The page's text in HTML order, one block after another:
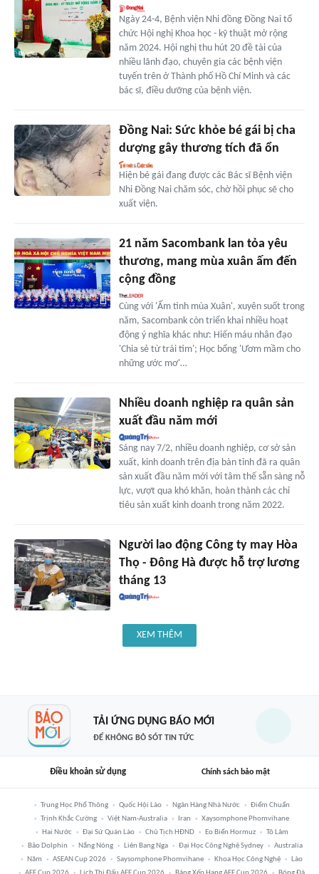
Ngày 24-4, Bệnh viện Nhi đồng Đồng Nai tổ
chức Hội nghị Khoa học - kỹ thuật mở rộng
năm 2024. Hội nghị thu hút 20 đề tài của
nhiều lãnh đạo, chuyên gia các bệnh viện
tuyến trên ở Thành phố Hồ Chí Minh và các
bác sĩ, điều dưỡng của bệnh viện.
Đồng Nai: Sức khỏe bé gái bị cha
dượng gây thương tích đã ổn
Hiện bé gái đang được các Bác sĩ Bệnh viện
Nhi Đồng Nai chăm sóc, chờ hồi phục sẽ cho
xuất viện.
21 năm Sacombank lan tỏa yêu
thương, mang mùa xuân ấm đến
cộng đồng
Cùng với 'Ấm tình mùa Xuân', xuyên suốt trong
năm, Sacombank còn triển khai nhiều hoạt
động ý nghĩa khác như: Hiến máu nhân đạo
'Chia sẻ từ trái tim'; Học bổng 'Ươm mầm cho
những ước mơ'…
Nhiều doanh nghiệp ra quân sản
xuất đầu năm mới
Sáng nay 7/2, nhiều doanh nghiệp, cơ sở sản
xuất, kinh doanh trên địa bàn tỉnh đã ra quân
sản xuất đầu năm mới với tâm thế sẵn sàng nỗ
lực, vượt qua khó khăn, hoàn thành các chỉ
tiêu sản xuất kinh doanh trong năm 2022.
Người lao động Công ty may Hòa
Thọ - Đông Hà được hỗ trợ lương
tháng 13
XEM THÊM
TẢI ỨNG DỤNG BÁO MỚI
ĐỂ KHÔNG BỎ SÓT TIN TỨC
Điều khoản sử dụng Chính sách bảo mật
Trung Học Phổ Thông Quốc Hội Lào Ngân Hàng Nhà Nước
Điểm Chuẩn
Trịnh Khắc Cường
Việt Nam-Australia Iran
Xaysomphone Phomvihane
Hai Nước
Đại Sứ Quán Lào Chủ Tịch HĐND Eo Biển Hormuz
Tô Lâm
Bão Dolphin
Nắng Nóng Liên Bang Nga Đại Học Công Nghệ Sydney
Australia
Năm
ASEAN Cup 2026 Saysomphone Phomvihane Khoa Học Công Nghệ
Lào